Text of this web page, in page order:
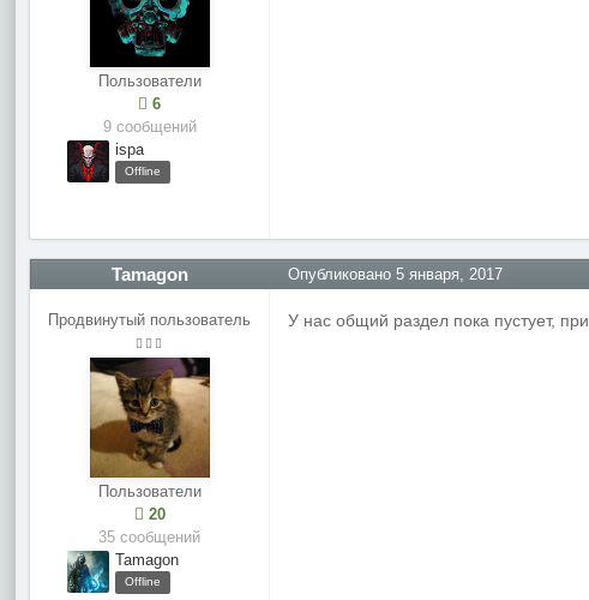
Пользователи
6
9 сообщений
ispa
Offline
Tamagon
Продвинутый пользователь
Пользователи
20
35 сообщений
Tamagon
Offline
Опубликовано5 января, 2017
У нас общий раздел пока пустует,